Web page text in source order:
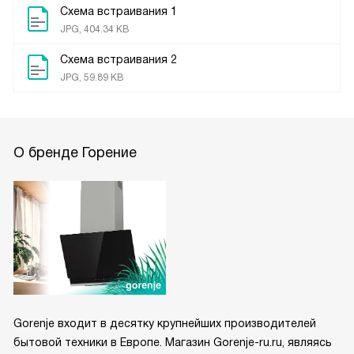
Схема встраивания 1
JPG, 404.34 KB
Схема встраивания 2
JPG, 59.89 KB
О бренде Горение
Gorenje входит в десятку крупнейших производителей
бытовой техники в Европе. Магазин Gorenje-ru.ru, являясь